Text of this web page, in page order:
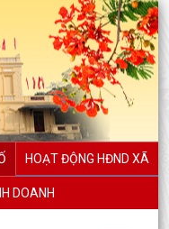
HOẠT ĐỘNG HĐND XÃ
DOANH